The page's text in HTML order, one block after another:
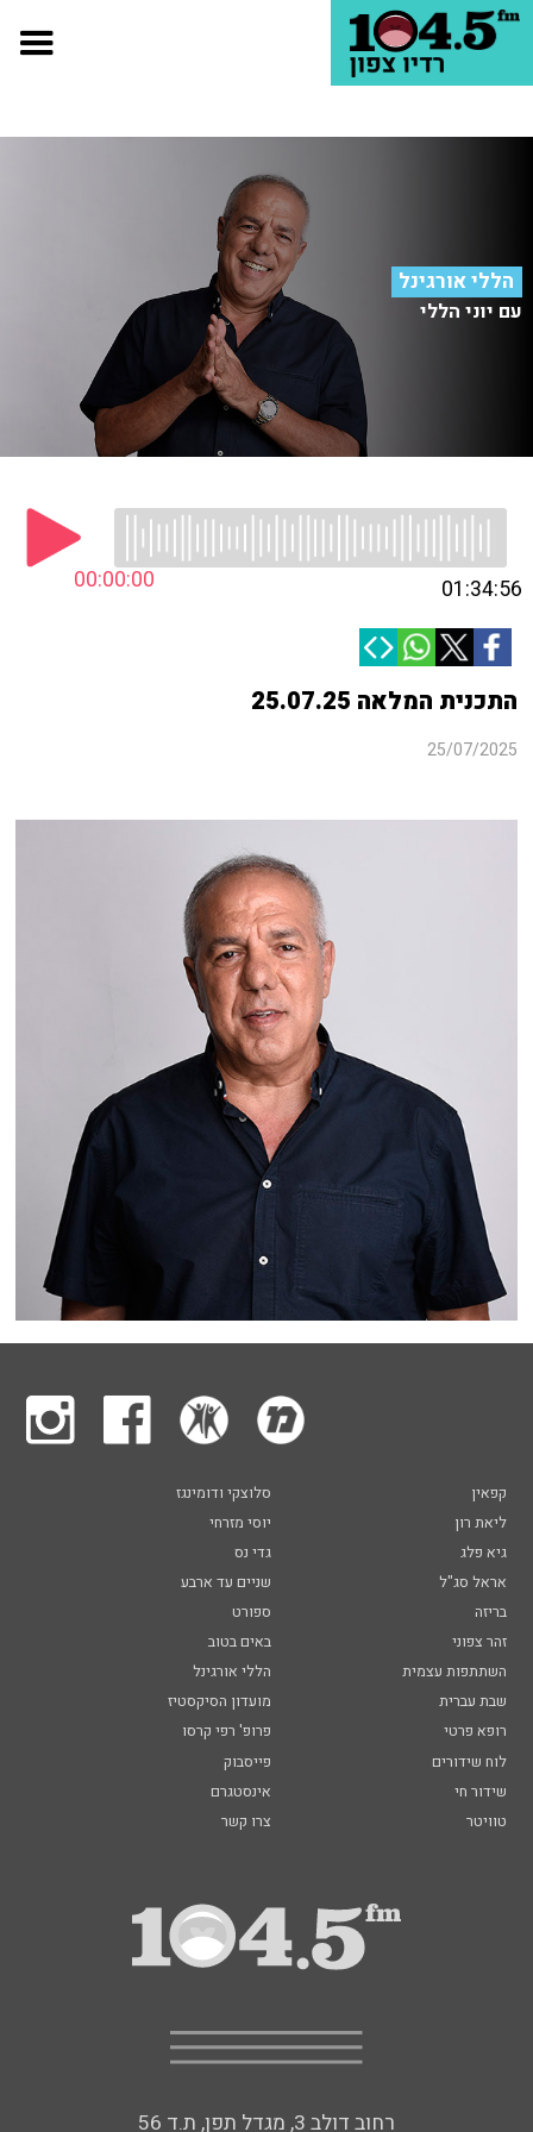
הללי אורגינל
עם יוני הללי
00:00:00 01:34:56
התכנית המלאה 25.07.25
25/07/2025
קפאין
סלוצקי ודומינגז
ליאת רון
יוסי מזרחי
גיא פלג
גדי נס
אראל סג"ל
שניים עד ארבע
בריזה
ספורט
זהר צפוני
באים בטוב
השתתפות עצמית
הללי אורגינל
שבת עברית
מועדון הסיקסטיז
רופא פרטי
פרופ' רפי קרסו
לוח שידורים
פייסבוק
שידור חי
אינסטגרם
טוויטר
צרו קשר
רחוב דולב 3, מגדל תפן, ת.ד 56